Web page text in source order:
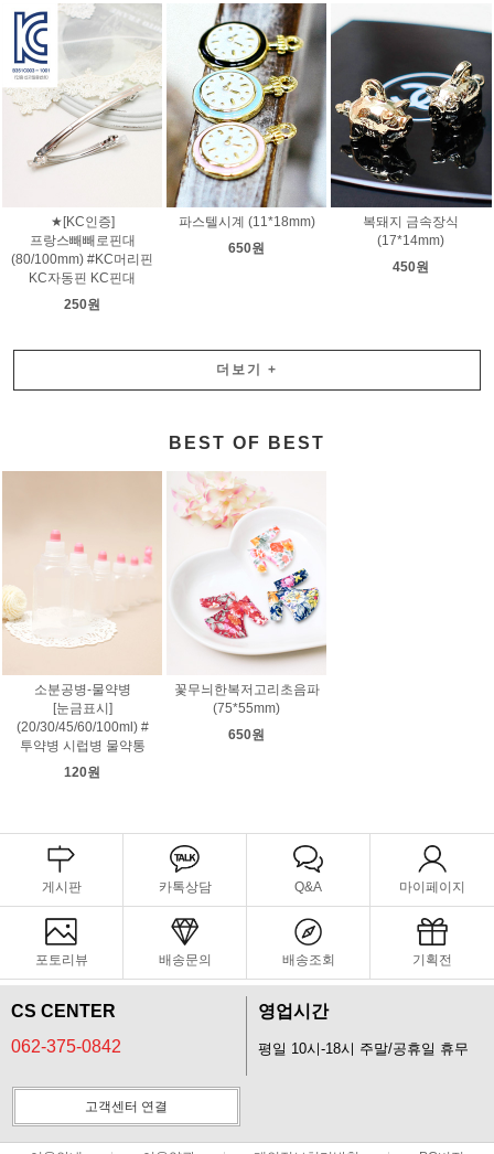
★[KC인증]
프랑스빼빼로핀대
(80/100mm) #KC머리핀
KC자동핀 KC핀대
250원
파스텔시계 (11*18mm)
650원
복돼지 금속장식
(17*14mm)
450원
더보기 +
BEST OF BEST
소분공병-물약병
[눈금표시]
(20/30/45/60/100ml) #
투약병 시럽병 물약통
120원
꽃무늬한복저고리초음파
(75*55mm)
650원
게시판 카톡상담 Q&A 마이페이지
포토리뷰 배송문의 배송조회 기획전
CS CENTER
062-375-0842
영업시간
평일 10시-18시 주말/공휴일 휴무
고객센터 연결